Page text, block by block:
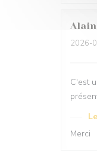
Alain
2026-
C'est
Merci